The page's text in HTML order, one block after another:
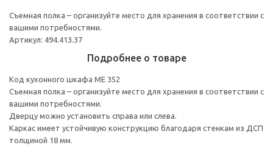
Съемная полка – организуйте место для хранения в соответствии с
вашими потребностями.
Артикул: 494.413.37
Подробнее о товаре
Код кухонного шкафа ME 352
Съемная полка – организуйте место для хранения в соответствии с
вашими потребностями.
Дверцу можно установить справа или слева.
Каркас имеет устойчивую конструкцию благодаря стенкам из ДСП
толщиной 18 мм.